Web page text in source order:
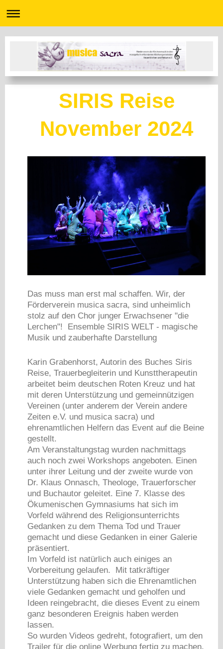
SIRIS Reise
November 2024
Das muss man erst mal schaffen. Wir, der
Förderverein musica sacra, sind unheimlich
stolz auf den Chor junger Erwachsener "die
Lerchen"! Ensemble SIRIS WELT - magische
Musik und zauberhafte Darstellung
Karin Grabenhorst, Autorin des Buches Siris
Reise, Trauerbegleiterin und Kunsttherapeutin
arbeitet beim deutschen Roten Kreuz und hat
mit deren Unterstützung und gemeinnützigen
Vereinen (unter anderem der Verein andere
Zeiten e.V. und musica sacra) und
ehrenamtlichen Helfern das Event auf die Beine
gestellt.
Am Veranstaltungstag wurden nachmittags
auch noch zwei Workshops angeboten. Einen
unter ihrer Leitung und der zweite wurde von
Dr. Klaus Onnasch, Theologe, Trauerforscher
und Buchautor geleitet. Eine 7. Klasse des
Ökumenischen Gymnasiums hat sich im
Vorfeld während des Religionsunterrichts
Gedanken zu dem Thema Tod und Trauer
gemacht und diese Gedanken in einer Galerie
präsentiert.
Im Vorfeld ist natürlich auch einiges an
Vorbereitung gelaufen. Mit tatkräftiger
Unterstützung haben sich die Ehrenamtlichen
viele Gedanken gemacht und geholfen und
Ideen reingebracht, die dieses Event zu einem
ganz besonderen Ereignis haben werden
lassen.
So wurden Videos gedreht, fotografiert, um den
Trailer für die online Werbung fertig zu machen.